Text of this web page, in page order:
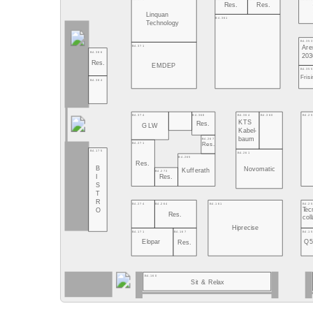
B4.160
Sit & Relax
B4.171
Elopar
B4.167
Res.
B4.161
Hiprecise
B4.175
B
S
T
R
O
B4.274 B4.264
Res.
B4.261
Novomatic
B4.271
Res.
B4.273
Res.
B4.265
Kufferath
B4.267
Res.
B4.364
KTS
Kabel-
baum
B4.360
B4.374
GLW
B4.368
Res.
B4.384
B4.371
EMDEP
B4.361
B4.355
B4.386
Res.
B4.353
Linquan
Technology
Res. Res.